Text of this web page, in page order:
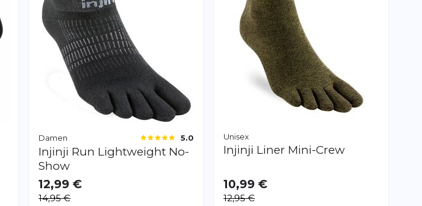
Damen 5.0
Injinji Run Lightweight No-
Show
VERFÜGBAR
SM
12,99 €
14,95 €
Unisex
Injinji Liner Mini-Crew
VERFÜGBAR
SMLXL
10,99 €
12,95 €